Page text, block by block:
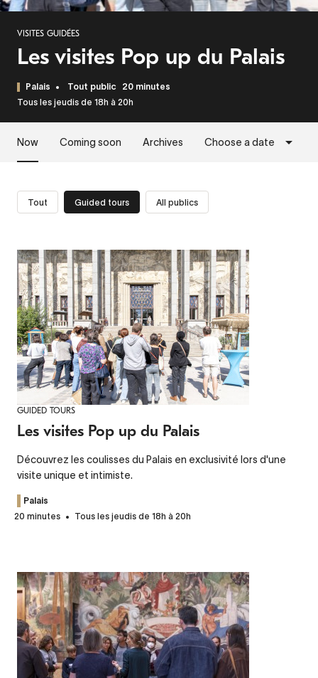
VISITES GUIDÉES
Les visites Pop up du Palais
Palais Tout public 20 minutes
Tous les jeudis de 18h à 20h
Now Coming soon Archives Choose a date
Tout Guided tours All publics
GUIDED TOURS
Les visites Pop up du Palais
Découvrez les coulisses du Palais en exclusivité lors d'une
visite unique et intimiste.
Palais
20 minutes
Tous les jeudis de 18h à 20h